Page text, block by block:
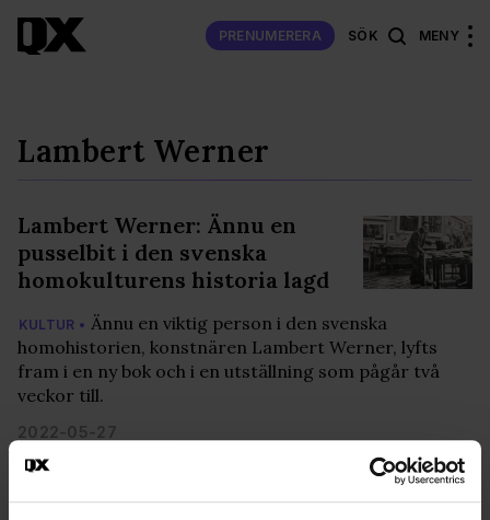
PRENUMERERA SÖK MENY
Lambert Werner
Lambert Werner: Ännu en
pusselbit i den svenska
homokulturens historia lagd
KULTUR • Ännu en viktig person i den svenska
homohistorien, konstnären Lambert Werner, lyfts
fram i en ny bok och i en utställning som pågår två
veckor till.
2022-05-27